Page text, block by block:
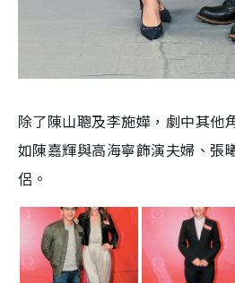
除了陳山聰及李施嬅，劇中其他
如陳嘉輝與高海寧飾演夫婦、張
侶。